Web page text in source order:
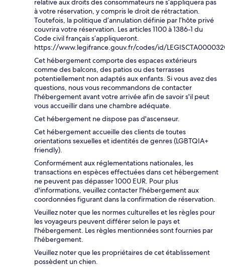
relative aux droits des consommateurs ne s’appliquera pas
à votre réservation, y compris le droit de rétractation.
Toutefois, la politique d’annulation définie par l’hôte privé
couvrira votre réservation. Les articles 1100 à 1386-1 du
Code civil français s’appliqueront.
https://www.legifrance.gouv.fr/codes/id/
Cet hébergement comporte des espaces extérieurs
comme des balcons, des patios ou des terrasses
potentiellement non adaptés aux enfants. Si vous avez des
questions, nous vous recommandons de contacter
l'hébergement avant votre arrivée afin de savoir s'il peut
vous accueillir dans une chambre adéquate.
Cet hébergement ne dispose pas d'ascenseur.
Cet hébergement accueille des clients de toutes
orientations sexuelles et identités de genres (LGBTQIA+
friendly).
Conformément aux réglementations nationales, les
transactions en espèces effectuées dans cet hébergement
ne peuvent pas dépasser 1000 EUR. Pour plus
d'informations, veuillez contacter l'hébergement aux
coordonnées figurant dans la confirmation de réservation.
Veuillez noter que les normes culturelles et les règles pour
les voyageurs peuvent différer selon le pays et
l'hébergement. Les règles mentionnées sont fournies par
l'hébergement.
Veuillez noter que les propriétaires de cet établissement
possèdent un chien.